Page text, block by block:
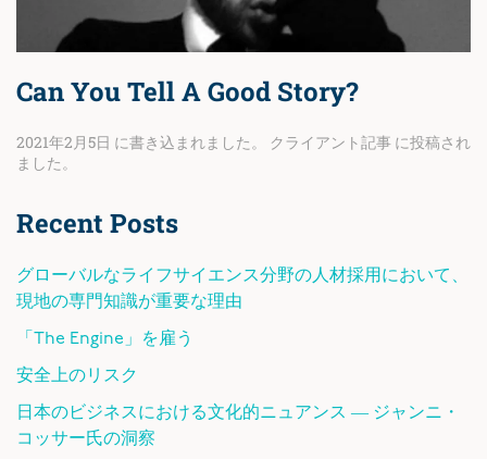
Can You Tell A Good Story?
2021年2月5日 に書き込まれました。 クライアント記事 に投稿され
ました。
Recent Posts
グローバルなライフサイエンス分野の人材採用において、
現地の専門知識が重要な理由
「The Engine」を雇う
安全上のリスク
日本のビジネスにおける文化的ニュアンス ― ジャンニ・
コッサー氏の洞察